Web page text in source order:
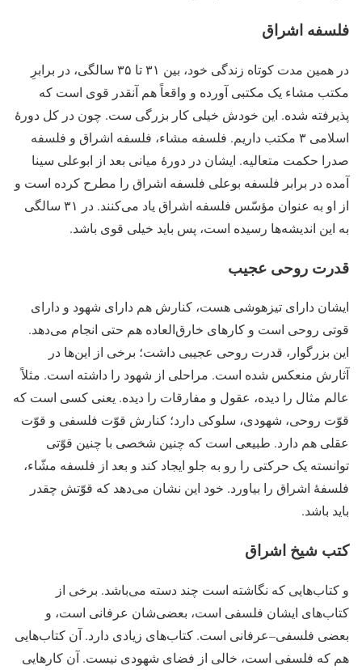
فلسفه اشراق
در همین مدت کوتاه زندگی خود، بین ۳۱ تا ۳۵ سالگی، در برابرِ
مکتب مشاء یک مکتبی آورده و واقعاً هم آنقدر قوی است که
پذیرفته شده. این خودش خیلی کار بزرگی ست. چون در کل دورۀ
اسلامی ۳ مکتب داریم. فلسفه مشاء، فلسفه اشراق و فلسفه
صدرا حکمت متعالیه. ایشان در دورۀ میانی بعد از ابوعلی سینا
آمده­ در برابر فلسفه بوعلی فلسفه اشراق را مطرح کرده است و
از او به عنوان مؤسّس فلسفه اشراق یاد می‌کنند. در ۳۱ سالگی
به این اندیشه‌ها رسیده است، پس باید خیلی قوی باشد.
قدرت روحی عجیب
ایشان دارای تیزهوشی هست، کنارش هم دارای شهود و دارای
قوتی روحی است و کارهای خارق‌العاده هم حتی انجام می‌دهد.
این بزرگوار، قدرت روحی عجیبی داشت؛ برخی از این‌ها در
آثارش منعکس شده است. مراحلی از شهود را داشته است. مثلاً
عالم مثال را دیده، عقول و مفارقات را دیده. یعنی کسی است که
قوّت روحی، شهودی، سلوکی دارد؛ کنارش قوّت فلسفی و قوّت
عقلی هم دارد. طبیعی است که چنین شخصی با چنین قوّتی
توانسته یک حرکتی را رو به جلو ایجاد کند و بعد از فلسفه مشّاء،
فلسفۀ اشراق را بیاورد. خود این نشان می‌دهد که قوّتش چقدر
باید باشد.
کتب شیخ اشراق
و کتاب‌هایی که نگاشته است چند دسته می‌باشد. برخی از
کتاب‌های ایشان فلسفی است، بعضی‌شان عرفانی است، و
بعضی فلسفی–عرفانی است. کتاب‌های زیادی دارد. آن کتاب‌هایی
هم که فلسفی است، خالی از فضای شهودی نیست. آن کارهایی